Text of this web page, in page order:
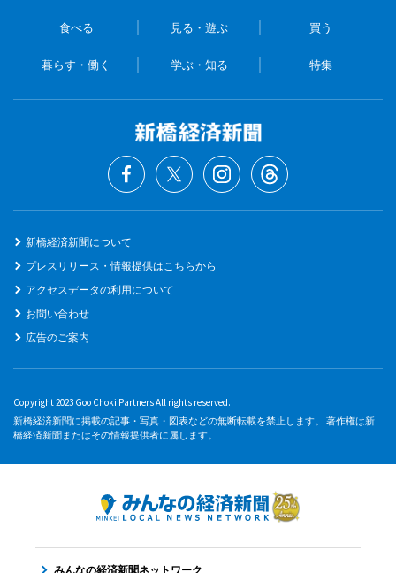
食べる 見る・遊ぶ 買う
暮らす・働く 学ぶ・知る 特集
新橋経済新聞について
プレスリリース・情報提供はこちらから
アクセスデータの利用について
お問い合わせ
広告のご案内
Copyright 2023 Goo Choki Partners All rights reserved.
新橋経済新聞に掲載の記事・写真・図表などの無断転載を禁止します。 著作権は新
橋経済新聞またはその情報提供者に属します。
みんなの経済新聞ネットワーク